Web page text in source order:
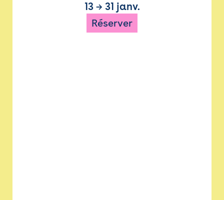
13→ 31 janv.
Réserver